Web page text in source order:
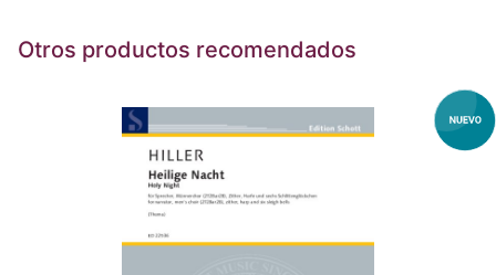
Otros productos recomendados